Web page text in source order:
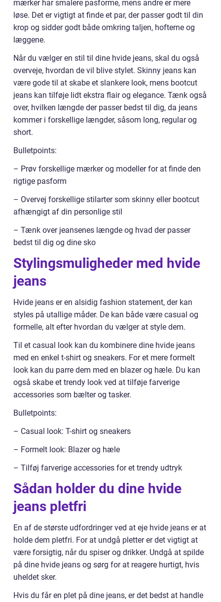
mærker har smalere pasforme, mens andre er mere
løse. Det er vigtigt at finde et par, der passer godt til din
krop og sidder godt både omkring taljen, hofterne og
læggene.
Når du vælger en stil til dine hvide jeans, skal du også
overveje, hvordan de vil blive stylet. Skinny jeans kan
være gode til at skabe et slankere look, mens bootcut
jeans kan tilføje lidt ekstra flair og elegance. Tænk også
over, hvilken længde der passer bedst til dig, da jeans
kommer i forskellige længder, såsom long, regular og
short.
Bulletpoints:
– Prøv forskellige mærker og modeller for at finde den
rigtige pasform
– Overvej forskellige stilarter som skinny eller bootcut
afhængigt af din personlige stil
– Tænk over jeansenes længde og hvad der passer
bedst til dig og dine sko
Stylingsmuligheder med hvide
jeans
Hvide jeans er en alsidig fashion statement, der kan
styles på utallige måder. De kan både være casual og
formelle, alt efter hvordan du vælger at style dem.
Til et casual look kan du kombinere dine hvide jeans
med en enkel t-shirt og sneakers. For et mere formelt
look kan du parre dem med en blazer og hæle. Du kan
også skabe et trendy look ved at tilføje farverige
accessories som bælter og tasker.
Bulletpoints:
– Casual look: T-shirt og sneakers
– Formelt look: Blazer og hæle
– Tilføj farverige accessories for et trendy udtryk
Sådan holder du dine hvide
jeans pletfri
En af de største udfordringer ved at eje hvide jeans er at
holde dem pletfri. For at undgå pletter er det vigtigt at
være forsigtig, når du spiser og drikker. Undgå at spilde
på dine hvide jeans og sørg for at reagere hurtigt, hvis
uheldet sker.
Hvis du får en plet på dine jeans, er det bedst at handle